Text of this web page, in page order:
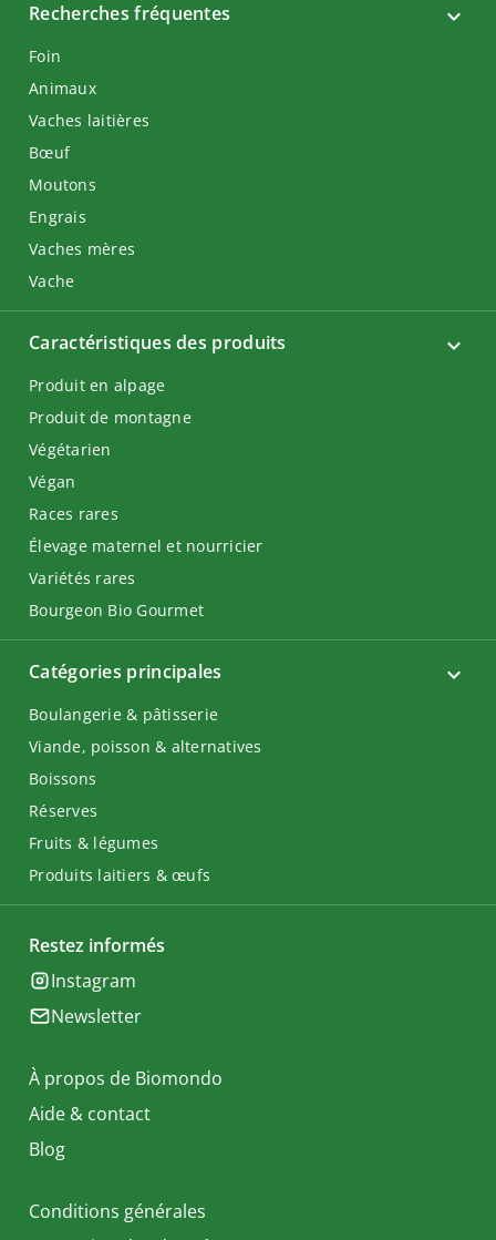
Recherches fréquentes
Foin
Animaux
Vaches laitières
Bœuf
Moutons
Engrais
Vaches mères
Vache
Catégories principales
Boulangerie & pâtisserie
Viande, poisson & alternatives
Boissons
Réserves
Fruits & légumes
Produits laitiers & œufs
Caractéristiques des produits
Produit en alpage
Produit de montagne
Végétarien
Végan
Races rares
Élevage maternel et nourricier
Variétés rares
Bourgeon Bio Gourmet
Restez informés
Instagram
Newsletter
À propos de Biomondo
Aide & contact
Blog
Conditions générales